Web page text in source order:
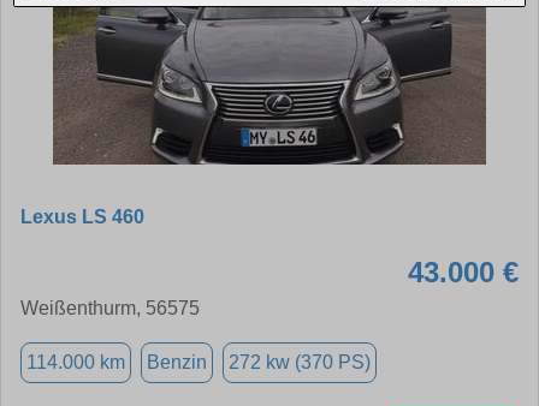
Lexus LS 460
43.000 €
Weißenthurm, 56575
114.000 km Benzin 272 kw (370 PS)